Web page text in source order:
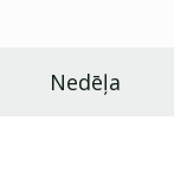
Nedēļa